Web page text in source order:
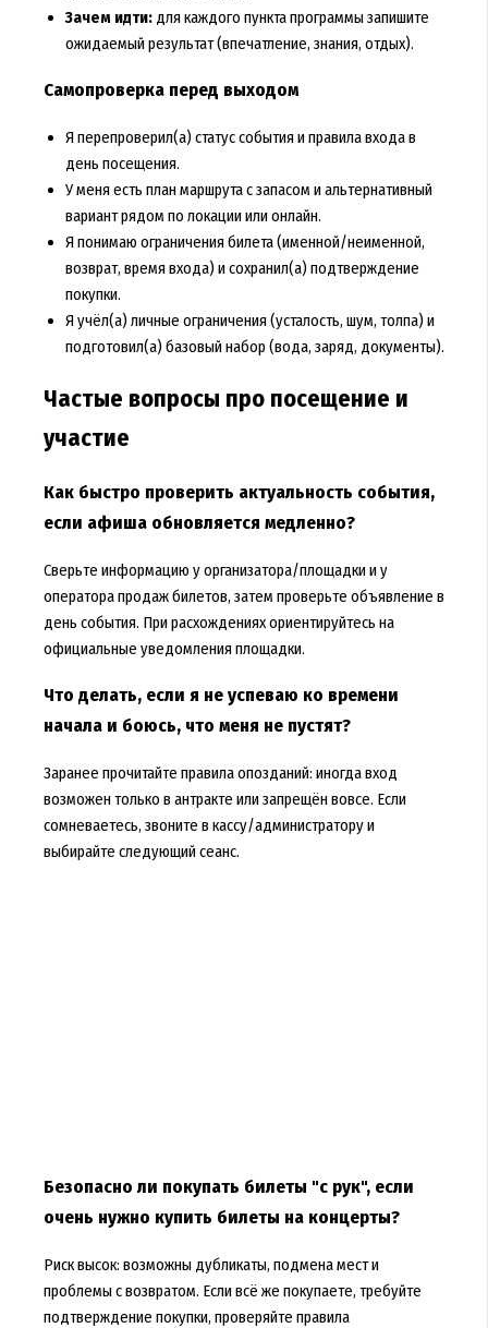
Зачем идти:для каждого пункта программы запишите
ожидаемый результат (впечатление, знания, отдых).
Самопроверка перед выходом
Я перепроверил(а) статус события и правила входа в
день посещения.
У меня есть план маршрута с запасом и альтернативный
вариант рядом по локации или онлайн.
Я понимаю ограничения билета (именной/неименной,
возврат, время входа) и сохранил(а) подтверждение
покупки.
Я учёл(а) личные ограничения (усталость, шум, толпа) и
подготовил(а) базовый набор (вода, заряд, документы).
Частые вопросы про посещение и
участие
Как быстро проверить актуальность события,
если афиша обновляется медленно?
Сверьте информацию у организатора/площадки и у
оператора продаж билетов, затем проверьте объявление в
день события. При расхождениях ориентируйтесь на
официальные уведомления площадки.
Что делать, если я не успеваю ко времени
начала и боюсь, что меня не пустят?
Заранее прочитайте правила опозданий: иногда вход
возможен только в антракте или запрещён вовсе. Если
сомневаетесь, звоните в кассу/администратору и
выбирайте следующий сеанс.
Безопасно ли покупать билеты "с рук", если
очень нужно купить билеты на концерты?
Риск высок: возможны дубликаты, подмена мест и
проблемы с возвратом. Если всё же покупаете, требуйте
подтверждение покупки, проверяйте правила